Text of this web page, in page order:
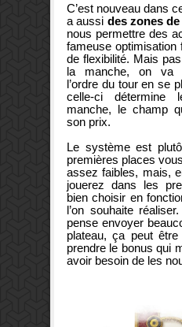
C’est nouveau dans
a aussi des zones
nous permettre des
fameuse
de flexibilité. Mais
la manche, on va
l’ordre du tour en se
celle-ci
manche, le champ
son prix.
Le système est
premières places
assez faibles, mais,
jouerez dans les
bien choisir en
l’on souhaite
pense envoyer
plateau, ça peut
prendre le bonus qui
avoir besoin de les